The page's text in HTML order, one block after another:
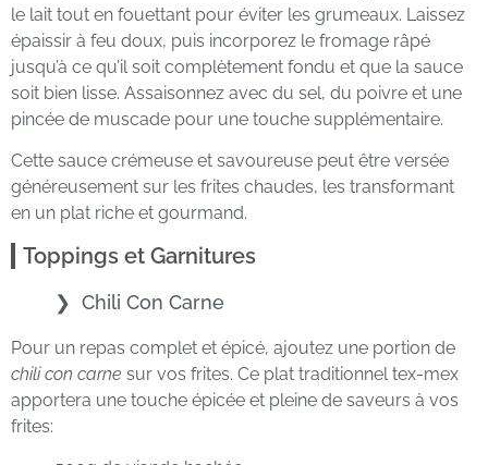
le lait tout en fouettant pour éviter les grumeaux. Laissez
épaissir à feu doux, puis incorporez le fromage râpé
jusqu’à ce qu’il soit complètement fondu et que la sauce
soit bien lisse. Assaisonnez avec du sel, du poivre et une
pincée de muscade pour une touche supplémentaire.
Cette sauce crémeuse et savoureuse peut être versée
généreusement sur les frites chaudes, les transformant
en un plat riche et gourmand.
Toppings et Garnitures
Chili Con Carne
Pour un repas complet et épicé, ajoutez une portion de
chili con carne sur vos frites. Ce plat traditionnel tex-mex
apportera une touche épicée et pleine de saveurs à vos
frites: